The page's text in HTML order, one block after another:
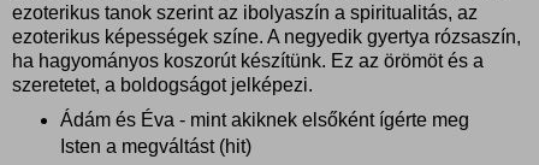
ezoterikus tanok szerint az ibolyaszín a spiritualitás, az
ezoterikus képességek színe. A negyedik gyertya rózsaszín,
ha hagyományos koszorút készítünk. Ez az örömöt és a
szeretetet, a boldogságot jelképezi.
Ádám és Éva - mint akiknek elsőként ígérte meg
Isten a megváltást (hit)